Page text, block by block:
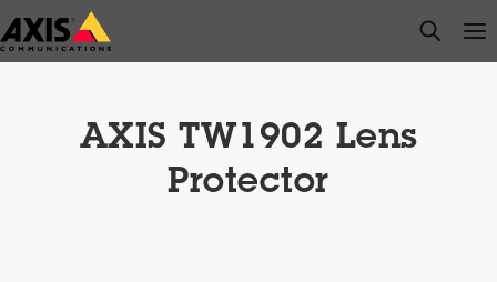
Saltar
al
open
AXIS TW1902 Lens
Protector